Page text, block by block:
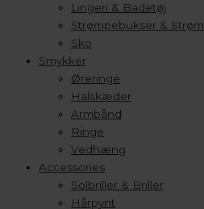
Lingeri & Badetøj
Strømpebukser &
Sko
Smykker
Øreringe
Halskæder
Armbånd
Ringe
Vedhæng
Accessories
Solbriller & Briller
Hårpynt